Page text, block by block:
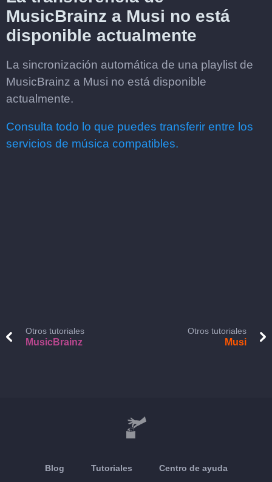
MusicBrainz a Musi no está
disponible actualmente
La sincronización automática de una playlist de
MusicBrainz a Musi no está disponible
actualmente.
Consulta todo lo que puedes transferir entre los
servicios de música compatibles.
Otros tutoriales
MusicBrainz
Otros tutoriales
Musi
Blog Tutoriales Centro de ayuda